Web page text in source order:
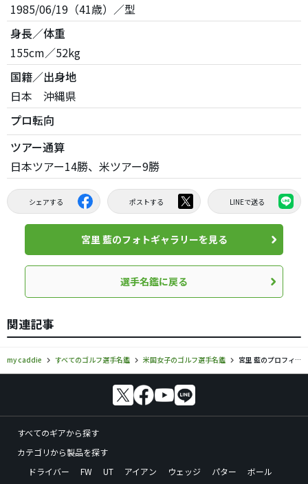
1985/06/19（41歳）／型
身長／体重
155cm／52kg
国籍／出身地
日本 沖縄県
プロ転向
ツアー通算
日本ツアー14勝、米ツアー9勝
シェアする ポストする LINEで送る
宮里 藍のフォトギャラリーを見る
選手名鑑に戻る
関連記事
my caddie すべてのゴルフ選手名鑑 米国女子のゴルフ選手名鑑 宮里 藍のプロフィール・ツアー成績
すべてのギアから探す
カテゴリから製品を探す
ドライバー
FW UT アイアン ウェッジ パター
ボール